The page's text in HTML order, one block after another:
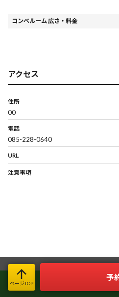
コンペルーム 広さ・料金
アクセス
住所
00
電話
085-228-0640
URL
注意事項
ページTOP
予
LINE限定お得情報